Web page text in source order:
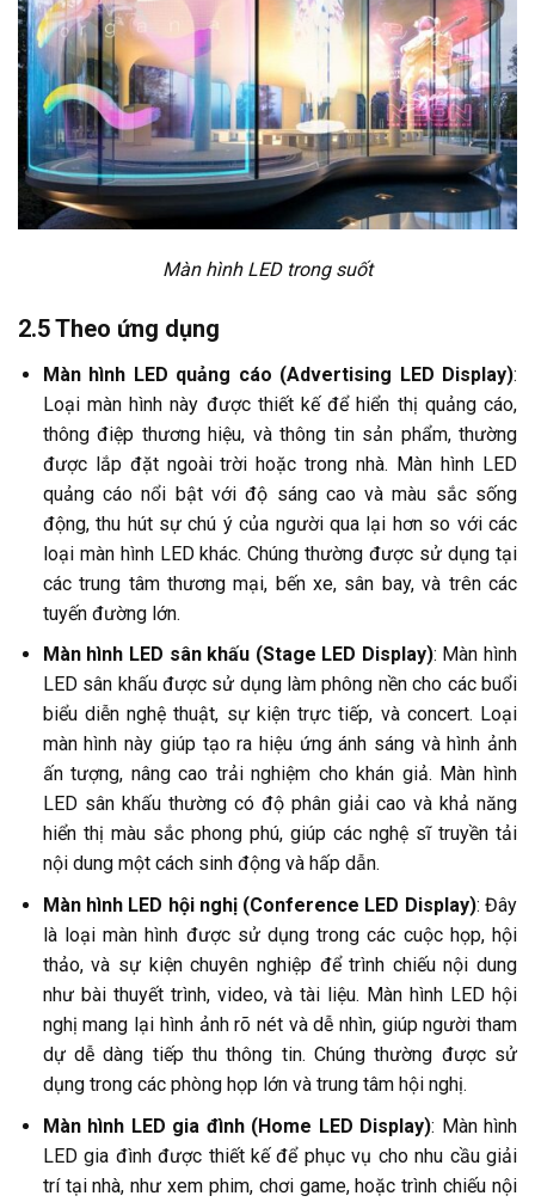
Màn hình LED trong suốt
2.5 Theo ứng dụng
Màn hình LED quảng cáo (Advertising LED Display):
Loại màn hình này được thiết kế để hiển thị quảng cáo,
thông điệp thương hiệu, và thông tin sản phẩm, thường
được lắp đặt ngoài trời hoặc trong nhà. Màn hình LED
quảng cáo nổi bật với độ sáng cao và màu sắc sống
động, thu hút sự chú ý của người qua lại hơn so với các
loại màn hình LEDkhác. Chúng thường được sử dụng tại
các trung tâm thương mại, bến xe, sân bay, và trên các
tuyến đường lớn.
Màn hình LED sân khấu (Stage LED Display): Màn hình
LED sân khấu được sử dụng làm phông nền cho các buổi
biểu diễn nghệ thuật, sự kiện trực tiếp, và concert. Loại
màn hình này giúp tạo ra hiệu ứng ánh sáng và hình ảnh
ấn tượng, nâng cao trải nghiệm cho khán giả. Màn hình
LED sân khấu thường có độ phân giải cao và khả năng
hiển thị màu sắc phong phú, giúp các nghệ sĩ truyền tải
nội dung một cách sinh động và hấp dẫn.
Màn hình LED hội nghị (Conference LED Display): Đây
là loại màn hình được sử dụng trong các cuộc họp, hội
thảo, và sự kiện chuyên nghiệp để trình chiếu nội dung
như bài thuyết trình, video, và tài liệu. Màn hình LED hội
nghị mang lại hình ảnh rõ nét và dễ nhìn, giúp người tham
dự dễ dàng tiếp thu thông tin. Chúng thường được sử
dụng trong các phòng họp lớn và trung tâm hội nghị.
Màn hình LED gia đình (Home LED Display): Màn hình
LED gia đình được thiết kế để phục vụ cho nhu cầu giải
trí tại nhà, như xem phim, chơi game, hoặc trình chiếu nội